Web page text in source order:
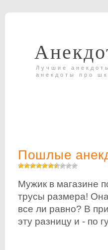
Лучшие
анекдоты про
Пошлые
Мужик в магазине
трусы размера!
все ли равно? В
эту разницу и - по